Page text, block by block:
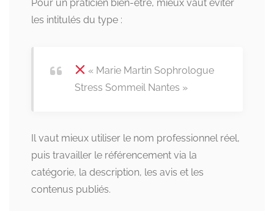
Pour un praticien bien-être, mieux vaut éviter
les intitulés du type :
« Marie Martin Sophrologue
Stress Sommeil Nantes »
Il vaut mieux utiliser le nom professionnel réel,
puis travailler le référencement via la
catégorie, la description, les avis et les
contenus publiés.